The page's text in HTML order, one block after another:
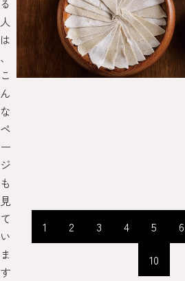
る
人
は
、
こ
ん
な
ペ
ー
ジ
も
見
て
い
ま
す
1 2 3 4 5 6
10